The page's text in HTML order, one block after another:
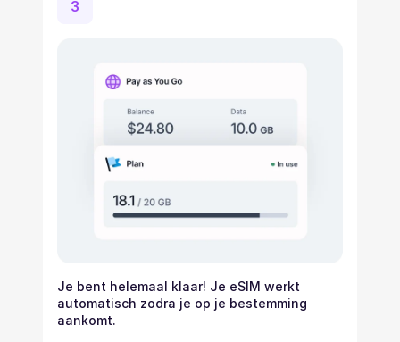
3
Je bent helemaal klaar! Je eSIM werkt
automatisch zodra je op je bestemming
aankomt.